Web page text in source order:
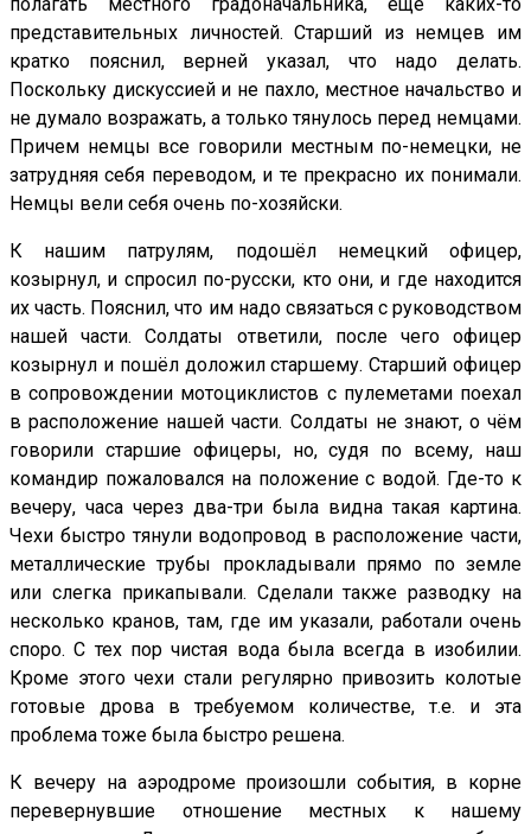
полагать местного градоначальника, ещё каких-то
представительных личностей. Старший из немцев им
кратко пояснил, верней указал, что надо делать.
Поскольку дискуссией и не пахло, местное начальство и
не думало возражать, а только тянулось перед немцами.
Причем немцы все говорили местным по-немецки, не
затрудняя себя переводом, и те прекрасно их понимали.
Немцы вели себя очень по-хозяйски.
К нашим патрулям, подошёл немецкий офицер,
козырнул, и спросил по-русски, кто они, и где находится
их часть. Пояснил, что им надо связаться с руководством
нашей части. Солдаты ответили, после чего офицер
козырнул и пошёл доложил старшему. Старший офицер
в сопровождении мотоциклистов с пулеметами поехал
в расположение нашей части. Солдаты не знают, о чём
говорили старшие офицеры, но, судя по всему, наш
командир пожаловался на положение с водой. Где-то к
вечеру, часа через два-три была видна такая картина.
Чехи быстро тянули водопровод в расположение части,
металлические трубы прокладывали прямо по земле
или слегка прикапывали. Сделали также разводку на
несколько кранов, там, где им указали, работали очень
споро. С тех пор чистая вода была всегда в изобилии.
Кроме этого чехи стали регулярно привозить колотые
готовые дрова в требуемом количестве, т.е. и эта
проблема тоже была быстро решена.
К вечеру на аэродроме произошли события, в корне
перевернувшие отношение местных к нашему